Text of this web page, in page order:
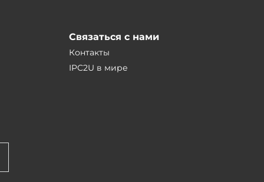
Связаться с нами
Контакты
IPC2U в мире